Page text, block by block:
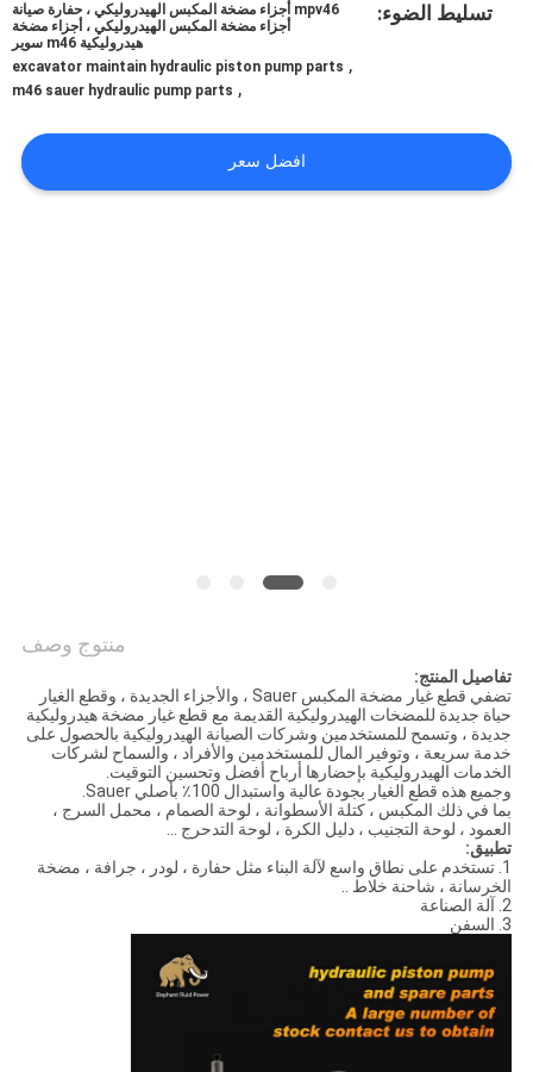
حالات
تسليط الضوء:
mpv46 أجزاء مضخة المكبس الهيدروليكي ، حفارة صيانة
أجزاء مضخة المكبس الهيدروليكي ، أجزاء مضخة
هيدروليكية m46 سوير
,
excavator maintain hydraulic piston pump parts
,
m46 sauer hydraulic pump parts
افضل سعر
منتوج وصف
تفاصيل المنتج:
تضفي قطع غيار مضخة المكبس Sauer ، والأجزاء الجديدة ، وقطع الغيار
حياة جديدة للمضخات الهيدروليكية القديمة مع قطع غيار مضخة هيدروليكية
جديدة ، وتسمح للمستخدمين وشركات الصيانة الهيدروليكية بالحصول على
خدمة سريعة ، وتوفير المال للمستخدمين والأفراد ، والسماح لشركات
الخدمات الهيدروليكية بإحضارها أرباح أفضل وتحسين التوقيت.
وجميع هذه قطع الغيار بجودة عالية واستبدال 100٪ بأصلي Sauer.
بما في ذلك المكبس ، كتلة الأسطوانة ، لوحة الصمام ، محمل السرج ،
العمود ، لوحة التجنيب ، دليل الكرة ، لوحة التدحرج ...
تطبيق:
1. تستخدم على نطاق واسع لآلة البناء مثل حفارة ، لودر ، جرافة ، مضخة
الخرسانة ، شاحنة خلاط ..
2. آلة الصناعة
3. السفن